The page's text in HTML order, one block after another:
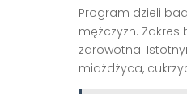
Program dzieli
mężczyzn.
zdrowotna.
miażdżyca,